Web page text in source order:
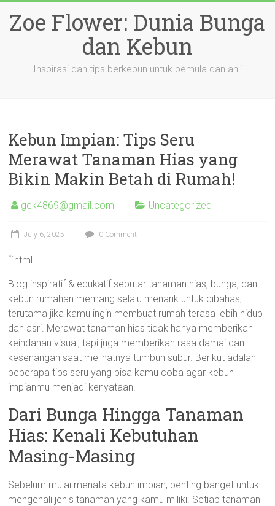
content
Zoe Flower: Dunia Bunga
dan Kebun
Inspirasi dan tips berkebun untuk pemula dan ahli
Kebun Impian: Tips Seru
Merawat Tanaman Hias yang
Bikin Makin Betah di Rumah!
gek4869@gmail.com Uncategorized
July 6, 2025 0 Comment
“`html
Blog inspiratif & edukatif seputar tanaman hias, bunga, dan
kebun rumahan memang selalu menarik untuk dibahas,
terutama jika kamu ingin membuat rumah terasa lebih hidup
dan asri. Merawat tanaman hias tidak hanya memberikan
keindahan visual, tapi juga memberikan rasa damai dan
kesenangan saat melihatnya tumbuh subur. Berikut adalah
beberapa tips seru yang bisa kamu coba agar kebun
impianmu menjadi kenyataan!
Dari Bunga Hingga Tanaman
Hias: Kenali Kebutuhan
Masing-Masing
Sebelum mulai menata kebun impian, penting banget untuk
mengenali jenis tanaman yang kamu miliki. Setiap tanaman